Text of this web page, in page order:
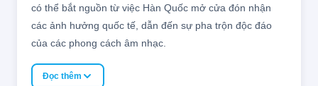
có thể bắt nguồn từ việc Hàn Quốc mở cửa đón nhận
các ảnh hưởng quốc tế, dẫn đến sự pha trộn độc đáo
của các phong cách âm nhạc.
Đọc thêm